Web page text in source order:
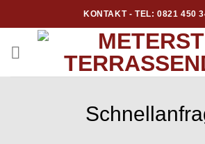
to
KONTAKT - TEL: 0821 450